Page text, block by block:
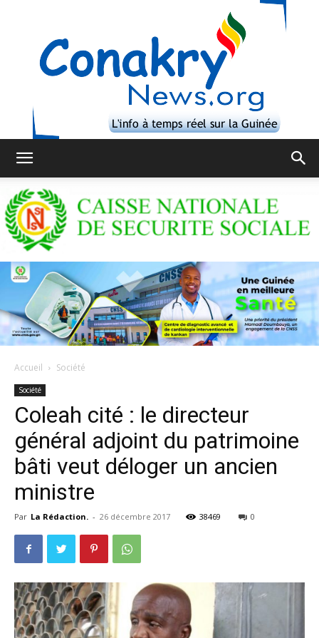
Accueil Société
Société
Coleah cité : le directeur
général adjoint du patrimoine
bâti veut déloger un ancien
ministre
Par La Rédaction. - 26 décembre 2017 38469 0